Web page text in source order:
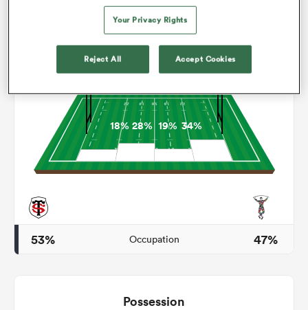
Turnovers gagnés
Occupation
18%28% 19% 34%
53% Occupation 47%
Possession
Your Privacy Rights
Reject All Accept Cookies